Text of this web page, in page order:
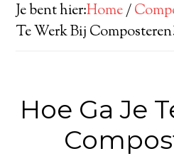
Je bent hier:Home/
Te Werk Bij
Hoe Ga Je